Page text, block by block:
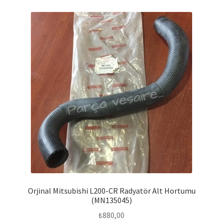
Orjinal Mitsubishi L200-CR Radyatör Alt Hortumu
(MN135045)
₺880,00